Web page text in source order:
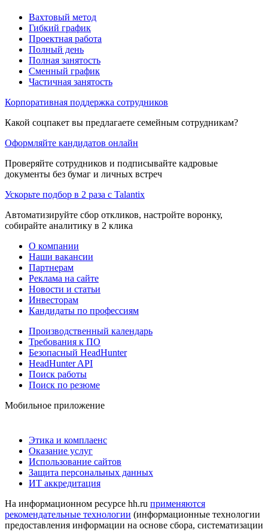
Вахтовый метод
Гибкий график
Проектная работа
Полный день
Полная занятость
Сменный график
Частичная занятость
Корпоративная поддержка сотрудников
Какой соцпакет вы предлагаете семейным сотрудникам?
Оформляйте кандидатов онлайн
Проверяйте сотрудников и подписывайте кадровые
документы без бумаг и личных встреч
Ускорьте подбор в 2 раза с Talantix
Автоматизируйте сбор откликов, настройте воронку,
собирайте аналитику в 2 клика
О компании
Наши вакансии
Партнерам
Реклама на сайте
Новости и статьи
Инвесторам
Кандидаты по профессиям
Производственный календарь
Требования к ПО
Безопасный HeadHunter
HeadHunter API
Поиск работы
Поиск по резюме
Мобильное приложение
Этика и комплаенс
Оказание услуг
Использование сайтов
Защита персональных данных
ИТ аккредитация
На информационном ресурсе hh.ru применяются
рекомендательные технологии (информационные технологии
предоставления информации на основе сбора, систематизации